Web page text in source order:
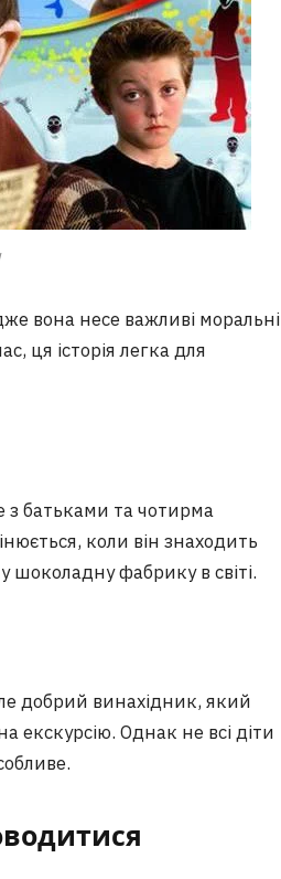
вона несе важливі моральні
ця історія легка для
з батьками та чотирма
коли він знаходить
шоколадну фабрику в світі.
добрий винахідник, який
екскурсію. Однак не всі діти